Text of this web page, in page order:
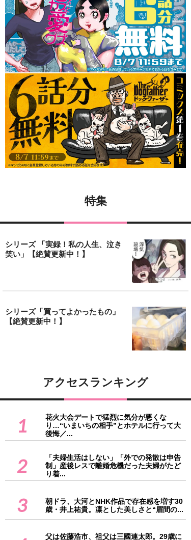
特集
シリーズ 「実録！私の人生、泣き
笑い」【絶賛更新中！】
シリーズ「買ってよかったもの」
【絶賛更新中！】
アクセスランキング
1
花火大会デートで猛烈に気分が悪くな
り…“いまいちの相手”とホテルに行って大
後悔／...
2
「夫婦生活はしない」「外での発散は申告
制」産後レスで離婚危機だった夫婦がたど
り着...
3
朝ドラ、大河とNHK作品で存在感を増す30
歳・井上祐貴。凛とした美しさと“眉間の...
父は佐藤浩市、祖父は三國連太郎。29歳に